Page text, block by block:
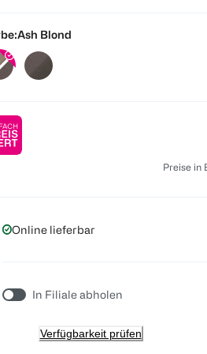
Ash Blond
Preise in
Online lieferbar
In Filiale abholen
Verfügbarkeit prüfen